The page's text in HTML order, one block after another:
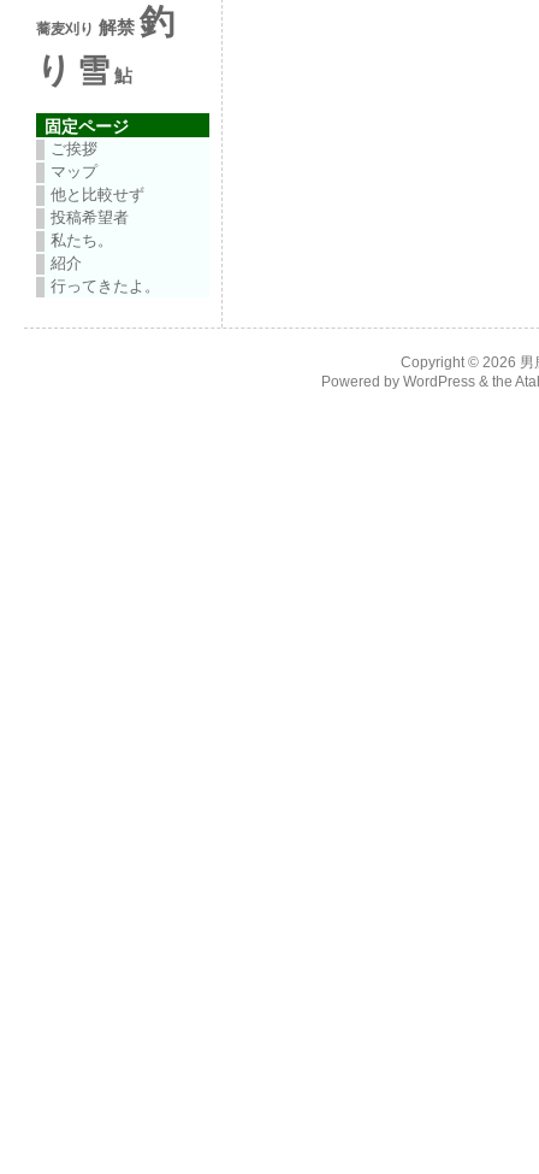
蕎麦刈り 解禁 釣
り 雪 鮎
固定ページ
ご挨拶
マップ
他と比較せず
投稿希望者
私たち。
紹介
行ってきたよ。
Copyright © 2026 男
Powered by WordPress & the